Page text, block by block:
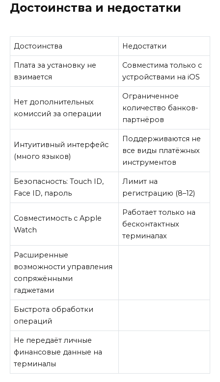
Достоинства и недостатки
Достоинства Недостатки
Плата за установку не
взимается
Совместима только с
устройствами на iOS
Нет дополнительных
комиссий за операции
Ограниченное
количество банков-
партнёров
Интуитивный интерфейс
(много языков)
Поддерживаются не
все виды платёжных
инструментов
Безопасность: Touch ID,
Face ID, пароль
Лимит на
регистрацию (8–12)
Совместимость с Apple
Watch
Работает только на
бесконтактных
терминалах
Расширенные
возможности управления
сопряжёнными
гаджетами
Быстрота обработки
операций
Не передаёт личные
финансовые данные на
терминалы